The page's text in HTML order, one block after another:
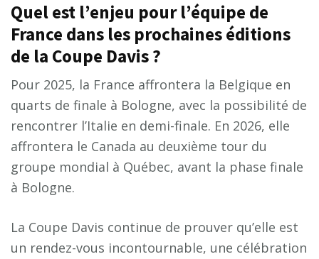
Quel est l’enjeu pour l’équipe de
France dans les prochaines éditions
de la Coupe Davis ?
Pour 2025, la France affrontera la Belgique en
quarts de finale à Bologne, avec la possibilité de
rencontrer l’Italie en demi-finale. En 2026, elle
affrontera le Canada au deuxième tour du
groupe mondial à Québec, avant la phase finale
à Bologne.
La Coupe Davis continue de prouver qu’elle est
un rendez-vous incontournable, une célébration